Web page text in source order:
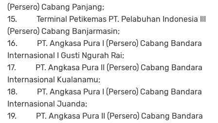
(Persero) Cabang Panjang;
15.
Terminal Petikemas PT. Pelabuhan Indonesia III
(Persero) Cabang Banjarmasin;
16.
PT. Angkasa Pura I (Persero) Cabang Bandara
Internasional I Gusti Ngurah Rai;
17.
PT. Angkasa Pura II (Persero) Cabang Bandara
Internasional Kualanamu;
18.
PT. Angkasa Pura I (Persero) Cabang Bandara
Internasional Juanda;
19.
PT. Angkasa Pura II (Persero) Cabang Bandara